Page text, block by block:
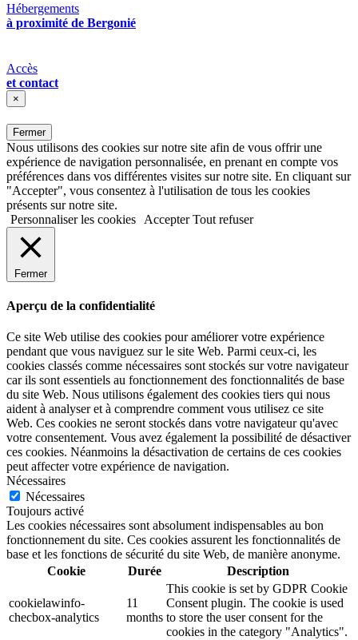
Hébergements
à proximité de Bergonié
Accès
et contact
×
Fermer
Nous utilisons des cookies sur notre site afin de vous offrir une
expérience de navigation personnalisée, en prenant en compte vos
préférences dans vos différentes visites sur notre site. En cliquant sur
"Accepter", vous consentez à l'utilisation de tous les cookies
présents sur notre site.
Personnaliser les cookies
Accepter Tout refuser
Fermer
Aperçu de la confidentialité
Ce site Web utilise des cookies pour améliorer votre expérience
pendant que vous naviguez sur le site Web. Parmi ceux-ci, les
cookies classés comme nécessaires sont stockés sur votre navigateur
car ils sont essentiels au fonctionnement des fonctionnalités de base
du site Web. Nous utilisons également des cookies tiers qui nous
aident à analyser et à comprendre comment vous utilisez ce site
Web. Ces cookies ne seront stockés dans votre navigateur qu'avec
votre consentement. Vous avez également la possibilité de désactiver
ces cookies. Néanmoins la désactivation de certains de ces cookies
peut affecter votre expérience de navigation.
Nécessaires
Nécessaires
Toujours activé
Les cookies nécessaires sont absolument indispensables au bon
fonctionnement du site. Ces cookies assurent les fonctionnalités de
base et les fonctions de sécurité du site Web, de manière anonyme.
Cookie
Durée Description
cookielawinfo-
checbox-analytics
11
months
This cookie is set by GDPR Cookie
Consent plugin. The cookie is used
to store the user consent for the
cookies in the category "Analytics".